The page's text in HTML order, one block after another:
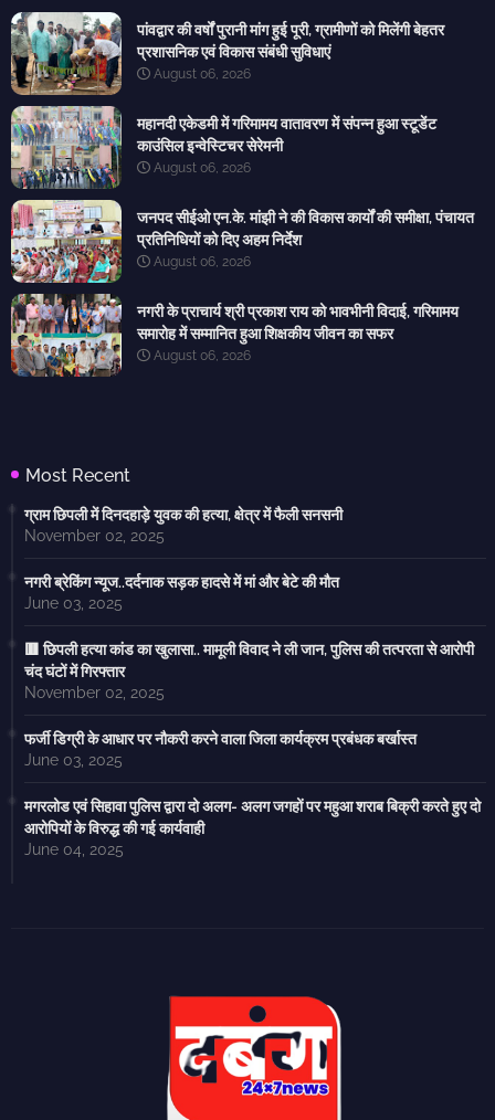
पांवद्वार की वर्षों पुरानी मांग हुई पूरी, ग्रामीणों को मिलेंगी बेहतर
प्रशासनिक एवं विकास संबंधी सुविधाएं
August 06, 2026
महानदी एकेडमी में गरिमामय वातावरण में संपन्न हुआ स्टूडेंट
काउंसिल इन्वेस्टिचर सेरेमनी
August 06, 2026
जनपद सीईओ एन.के. मांझी ने की विकास कार्यों की समीक्षा, पंचायत
प्रतिनिधियों को दिए अहम निर्देश
August 06, 2026
नगरी के प्राचार्य श्री प्रकाश राय को भावभीनी विदाई, गरिमामय
समारोह में सम्मानित हुआ शिक्षकीय जीवन का सफर
August 06, 2026
Most Recent
ग्राम छिपली में दिनदहाड़े युवक की हत्या, क्षेत्र में फैली सनसनी
November 02, 2025
नगरी ब्रेकिंग न्यूज..दर्दनाक सड़क हादसे में मां और बेटे की मौत
June 03, 2025
🟥 छिपली हत्या कांड का खुलासा.. मामूली विवाद ने ली जान, पुलिस की तत्परता से आरोपी
चंद घंटों में गिरफ्तार
November 02, 2025
फर्जी डिग्री के आधार पर नौकरी करने वाला जिला कार्यक्रम प्रबंधक बर्खास्त
June 03, 2025
मगरलोड एवं सिहावा पुलिस द्वारा दो अलग- अलग जगहों पर महुआ शराब बिक्री करते हुए दो
आरोपियों के विरुद्ध की गई कार्यवाही
June 04, 2025